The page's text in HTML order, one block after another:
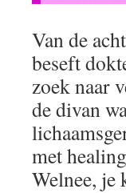
Van de
beseft
zoek naar
de divan
met
Welnee, je